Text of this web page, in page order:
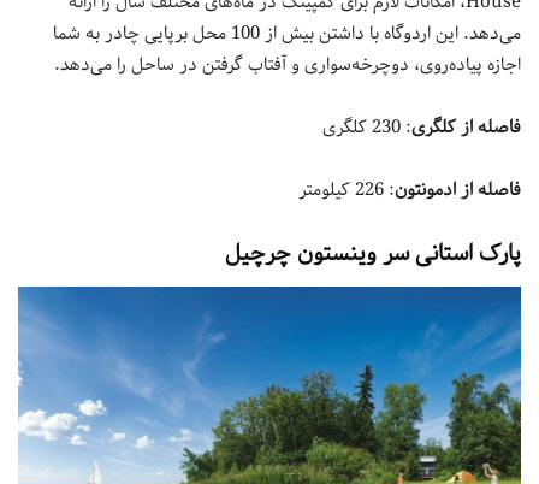
می‌دهد. این اردوگاه با داشتن بیش از 100 محل برپایی چادر به شما
اجازه پیاده‌روی، دوچرخه‌سواری و آفتاب گرفتن در ساحل را می‌دهد.
فاصله از کلگری: 230 کلگری
فاصله از ادمونتون: 226 کیلومتر
پارک استانی سر وینستون چرچیل